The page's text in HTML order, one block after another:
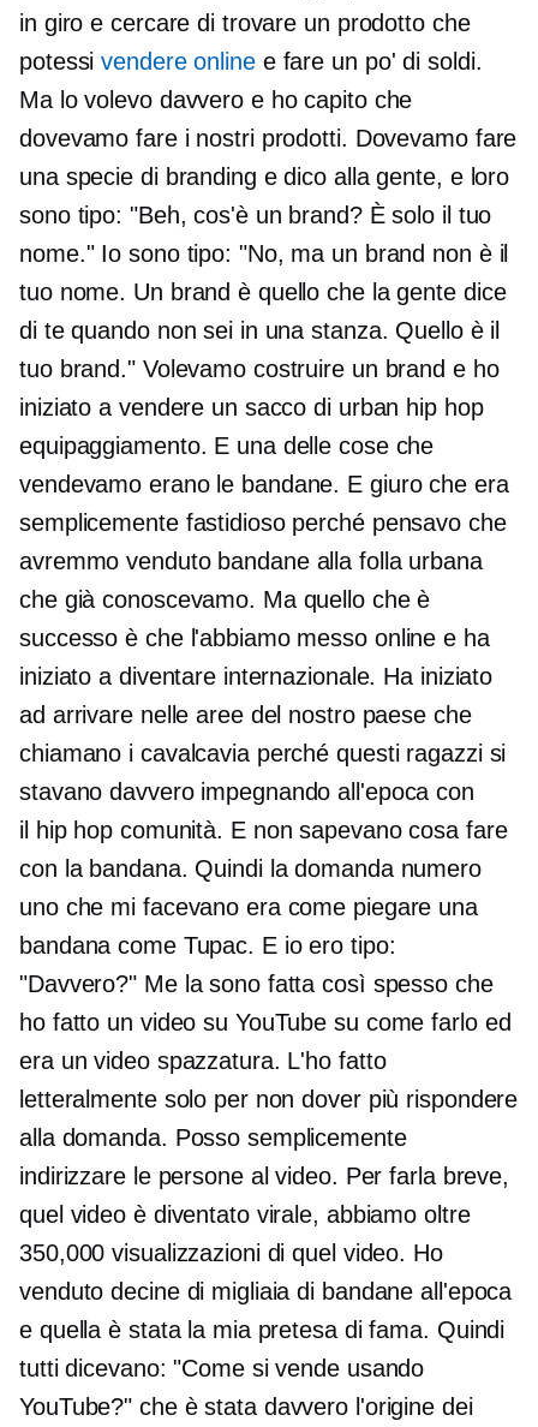
in giro e cercare di trovare un prodotto che
potessivendere onlinee fare un po' di soldi.
Ma lo volevo davvero e ho capito che
dovevamo fare i nostri prodotti. Dovevamo fare
una specie di branding e dico alla gente, e loro
sono tipo: "Beh, cos'è un brand? È solo il tuo
nome." Io sono tipo: "No, ma un brand non è il
tuo nome. Un brand è quello che la gente dice
di te quando non sei in una stanza. Quello è il
tuo brand." Volevamo costruire un brand e ho
iniziato a vendere un sacco di urban hip hop
equipaggiamento. E una delle cose che
vendevamo erano le bandane. E giuro che era
semplicemente fastidioso perché pensavo che
avremmo venduto bandane alla folla urbana
che già conoscevamo. Ma quello che è
successo è che l'abbiamo messo online e ha
iniziato a diventare internazionale. Ha iniziato
ad arrivare nelle aree del nostro paese che
chiamano i cavalcavia perché questi ragazzi si
stavano davvero impegnando all'epoca con
il hip hop comunità. E non sapevano cosa fare
con la bandana. Quindi la domanda numero
uno che mi facevano era come piegare una
bandana come Tupac. E io ero tipo:
"Davvero?" Me la sono fatta così spesso che
ho fatto un video su YouTube su come farlo ed
era un video spazzatura. L'ho fatto
letteralmente solo per non dover più rispondere
alla domanda. Posso semplicemente
indirizzare le persone al video. Per farla breve,
quel video è diventato virale, abbiamo oltre
350,000 visualizzazioni di quel video. Ho
venduto decine di migliaia di bandane all'epoca
e quella è stata la mia pretesa di fama. Quindi
tutti dicevano: "Come si vende usando
YouTube?" che è stata davvero l'origine dei